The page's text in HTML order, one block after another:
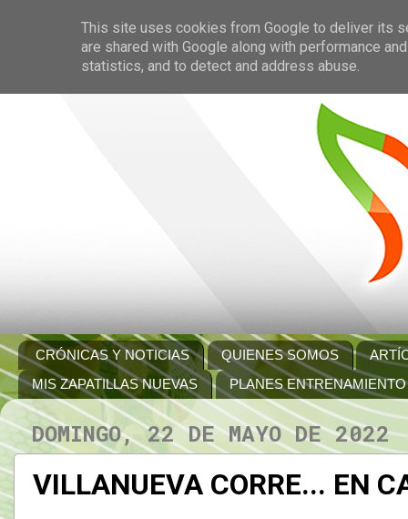
CRÓNICAS Y NOTICIAS QUIENES SOMOS
MIS ZAPATILLAS NUEVAS
PLANES ENTRENAMIENTO
DOMINGO, 22 DE MAYO DE 2022
VILLANUEVA CORRE... EN
This site uses cookies from Google to deliver its
are shared with Google along with performance
statistics, and to detect and address abuse.